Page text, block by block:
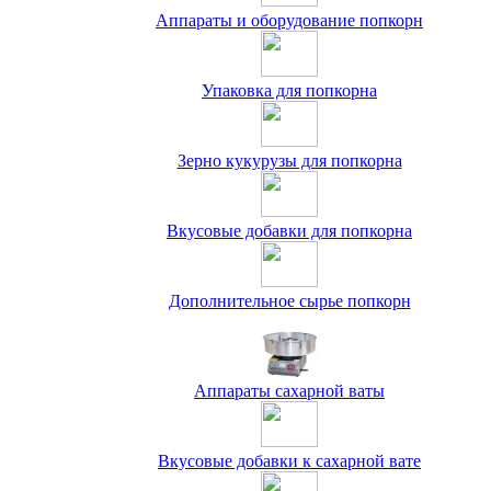
Аппараты и оборудование попкорн
Упаковка для попкорна
Зерно кукурузы для попкорна
Вкусовые добавки для попкорна
Дополнительное сырье попкорн
Аппараты сахарной ваты
Вкусовые добавки к сахарной вате